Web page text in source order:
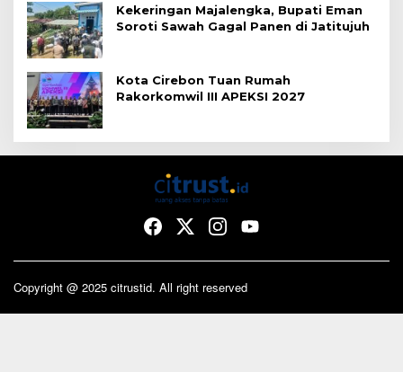
Kekeringan Majalengka, Bupati Eman
Soroti Sawah Gagal Panen di Jatitujuh
Kota Cirebon Tuan Rumah
Rakorkomwil III APEKSI 2027
Copyright @ 2025 citrustid. All right reserved